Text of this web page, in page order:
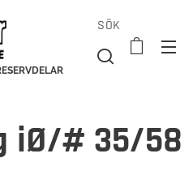
SÖK
iØ/# 35/58